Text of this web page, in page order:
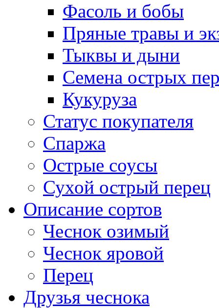
Фасоль и бобы
Пряные травы и
Тыквы и дыни
Семена острых
Кукуруза
Статус покупателя
Спаржа
Острые соусы
Сухой острый перец
Описание сортов
Чеснок озимый
Чеснок яровой
Перец
Друзья чеснока